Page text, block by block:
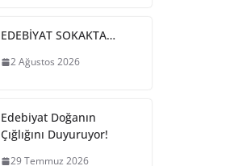
EDEBİYAT SOKAKTA…
2 Ağustos 2026
Edebiyat Doğanın
Çığlığını Duyuruyor!
29 Temmuz 2026